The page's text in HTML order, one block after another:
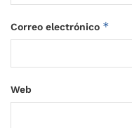
Correo electrónico *
Web